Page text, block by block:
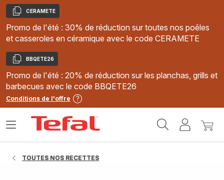
Copier
CERAMETE
Promo de l'été : 30% de réduction sur toutes nos poêles
et casseroles en céramique avec le code CERAMETE
Copier
BBQETE26
Promo de l'été : 20% de réduction sur les planchas, grills et
barbecues avec le code BBQETE26
Conditions de l'offre
MonMon
Ouvrir
TOUTES NOS RECETTES